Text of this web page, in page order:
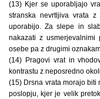
(13) Kjer se uporabljajo
stranska nevrtljiva vrata
uporabijo. Za slepe in
nakazati z
osebe pa z drugimi
(14) Pragovi vrat in
kontrastu z neposredno
(15) Drsna vrata morajo biti
poslopju, kjer je velik